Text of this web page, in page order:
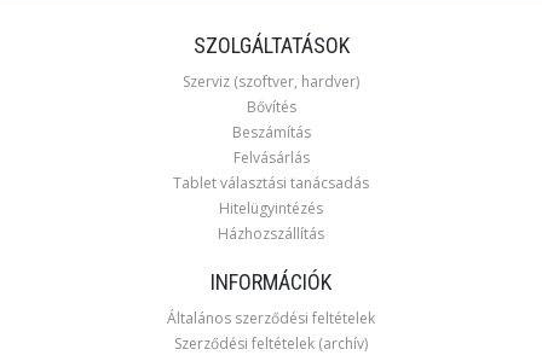
SZOLGÁLTATÁSOK
Szerviz (szoftver, hardver)
Bővítés
Beszámítás
Felvásárlás
Tablet választási tanácsadás
Hitelügyintézés
Házhozszállítás
INFORMÁCIÓK
Általános szerződési feltételek
Szerződési feltételek (archív)